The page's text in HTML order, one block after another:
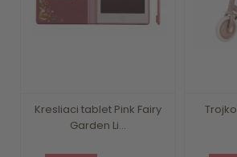
Kresliaci tablet Pink Fairy
Garden Li...